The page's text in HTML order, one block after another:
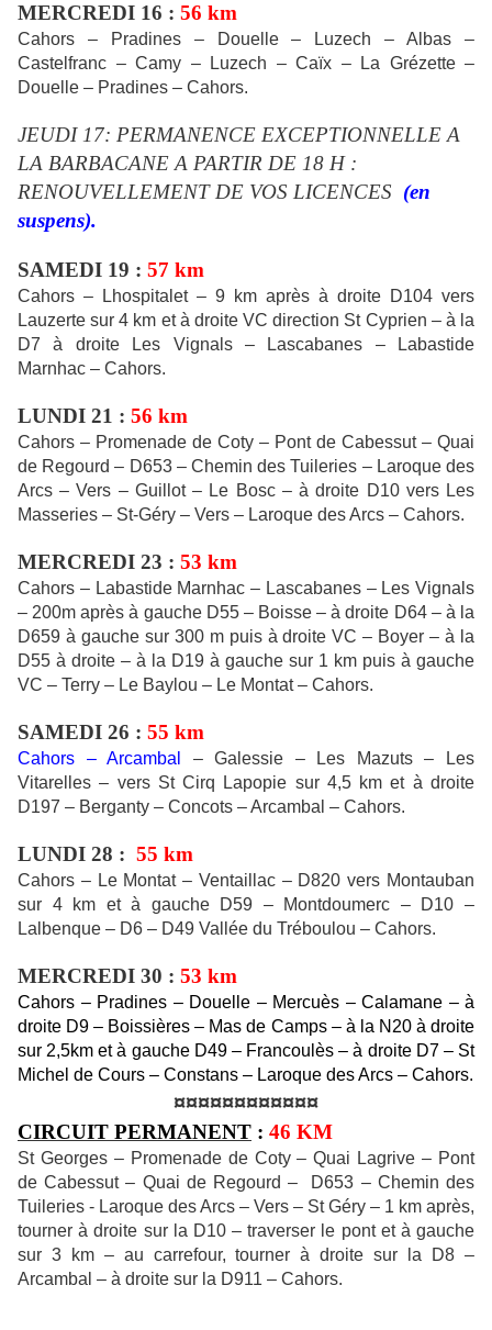
MERCREDI 16 : 56 km
Cahors – Pradines – Douelle – Luzech – Albas –
Castelfranc – Camy – Luzech – Caïx – La Grézette –
Douelle – Pradines – Cahors.
JEUDI 17: PERMANENCE EXCEPTIONNELLE A
LA BARBACANE A PARTIR DE 18 H :
RENOUVELLEMENT DE VOS LICENCES (en
suspens).
SAMEDI 19 : 57 km
Cahors – Lhospitalet – 9 km après à droite D104 vers
Lauzerte sur 4 km et à droite VC direction St Cyprien – à la
D7 à droite Les Vignals – Lascabanes – Labastide
Marnhac – Cahors.
LUNDI 21 : 56 km
Cahors – Promenade de Coty – Pont de Cabessut – Quai
de Regourd – D653 – Chemin des Tuileries – Laroque des
Arcs – Vers – Guillot – Le Bosc – à droite D10 vers Les
Masseries – St-Géry – Vers – Laroque des Arcs – Cahors.
MERCREDI 23 : 53 km
Cahors – Labastide Marnhac – Lascabanes – Les Vignals
– 200m après à gauche D55 – Boisse – à droite D64 – à la
D659 à gauche sur 300 m puis à droite VC – Boyer – à la
D55 à droite – à la D19 à gauche sur 1 km puis à gauche
VC – Terry – Le Baylou – Le Montat – Cahors.
SAMEDI 26 : 55 km
Cahors – Arcambal
– Galessie – Les Mazuts – Les
Vitarelles – vers St Cirq Lapopie sur 4,5 km et à droite
D197 – Berganty – Concots – Arcambal – Cahors.
LUNDI 28 : 55 km
Cahors – Le Montat – Ventaillac – D820 vers Montauban
sur 4 km et à gauche D59 – Montdoumerc – D10 –
Lalbenque – D6 – D49 Vallée du Tréboulou – Cahors.
MERCREDI 30 : 53 km
Cahors – Pradines – Douelle – Mercuès – Calamane – à
droite D9 – Boissières – Mas de Camps – à la N20 à droite
sur 2,5km et à gauche D49 – Francoulès – à droite D7 – St
Michel de Cours – Constans – Laroque des Arcs – Cahors.
¤¤¤¤¤¤¤¤¤¤¤¤
CIRCUIT PERMANENT : 46 KM
St Georges – Promenade de Coty – Quai Lagrive – Pont
de Cabessut – Quai de Regourd – D653 – Chemin des
Tuileries - Laroque des Arcs – Vers – St Géry – 1 km après,
tourner à droite sur la D10 – traverser le pont et à gauche
sur 3 km – au carrefour, tourner à droite sur la D8 –
Arcambal – à droite sur la D911 – Cahors.